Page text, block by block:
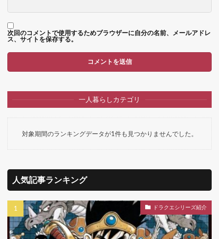
次回のコメントで使用するためブラウザーに自分の名前、メールアドレ
ス、サイトを保存する。
一人暮らしカテゴリ
対象期間のランキングデータが1件も見つかりませんでした。
人気記事ランキング
ドラクエシリーズ紹介